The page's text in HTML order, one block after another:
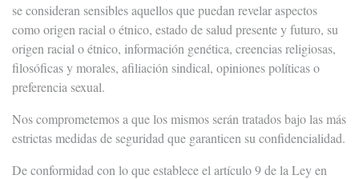
se consideran sensibles aquellos que puedan revelar aspectos
como origen racial o étnico, estado de salud presente y futuro, su
origen racial o étnico, información genética, creencias religiosas,
filosóficas y morales, afiliación sindical, opiniones políticas o
preferencia sexual.
Nos comprometemos a que los mismos serán tratados bajo las más
estrictas medidas de seguridad que garanticen su confidencialidad.
De conformidad con lo que establece el artículo 9 de la Ley en